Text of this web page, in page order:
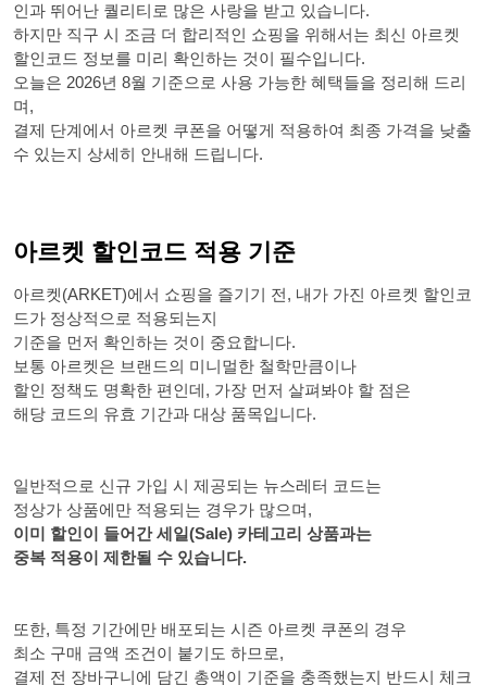
인과 뛰어난 퀄리티로 많은 사랑을 받고 있습니다.
하지만 직구 시 조금 더 합리적인 쇼핑을 위해서는 최신 아르켓
할인코드 정보를 미리 확인하는 것이 필수입니다.
오늘은 2026년 8월 기준으로 사용 가능한 혜택들을 정리해 드리
며,
결제 단계에서 아르켓 쿠폰을 어떻게 적용하여 최종 가격을 낮출
수 있는지 상세히 안내해 드립니다.
아르켓 할인코드 적용 기준
아르켓(ARKET)에서 쇼핑을 즐기기 전, 내가 가진 아르켓 할인코
드가 정상적으로 적용되는지
기준을 먼저 확인하는 것이 중요합니다.
보통 아르켓은 브랜드의 미니멀한 철학만큼이나
할인 정책도 명확한 편인데, 가장 먼저 살펴봐야 할 점은
해당 코드의 유효 기간과 대상 품목입니다.
일반적으로 신규 가입 시 제공되는 뉴스레터 코드는
정상가 상품에만 적용되는 경우가 많으며,
이미 할인이 들어간 세일(Sale) 카테고리 상품과는
중복 적용이 제한될 수 있습니다.
또한, 특정 기간에만 배포되는 시즌 아르켓 쿠폰의 경우
최소 구매 금액 조건이 붙기도 하므로,
결제 전 장바구니에 담긴 총액이 기준을 충족했는지 반드시 체크